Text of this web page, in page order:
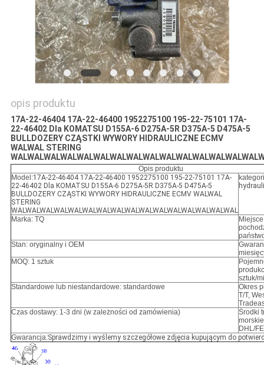
opis produktu
17A-22-46404 17A-22-46400 1952275100 195-22-75101 17A-
22-46402 Dla KOMATSU D155A-6 D275A-5R D375A-5 D475A-5
BULLDOZERY CZĄSTKI WYWORY HIDRAULICZNE ECMV
WALWAL STERING
Opis produktu
Model:17A-22-46404 17A-22-46400 1952275100 195-22-75101 17A-
22-46402 Dla KOMATSU D155A-6 D275A-5R D375A-5 D475A-5
BULLDOZERY CZĄSTKI WYWORY HIDRAULICZNE ECMV WALWAL
STERING
WALWALWALWALWALWALWALWALWALWALWALWALWALWALWALWAL
Marka: TQ
Miejsce
Stan: oryginalny i OEM
MOQ: 1 sztuk
sztuk/
Standardowe lub niestandardowe: standardowe
Okres
T/T,
Czas dostawy: 1-3 dni (w zależności od zamówienia)
Środki
DHL/
Gwarancja:Sprawdzimy i wyślemy szczegółowe zdjęcia kupującym do